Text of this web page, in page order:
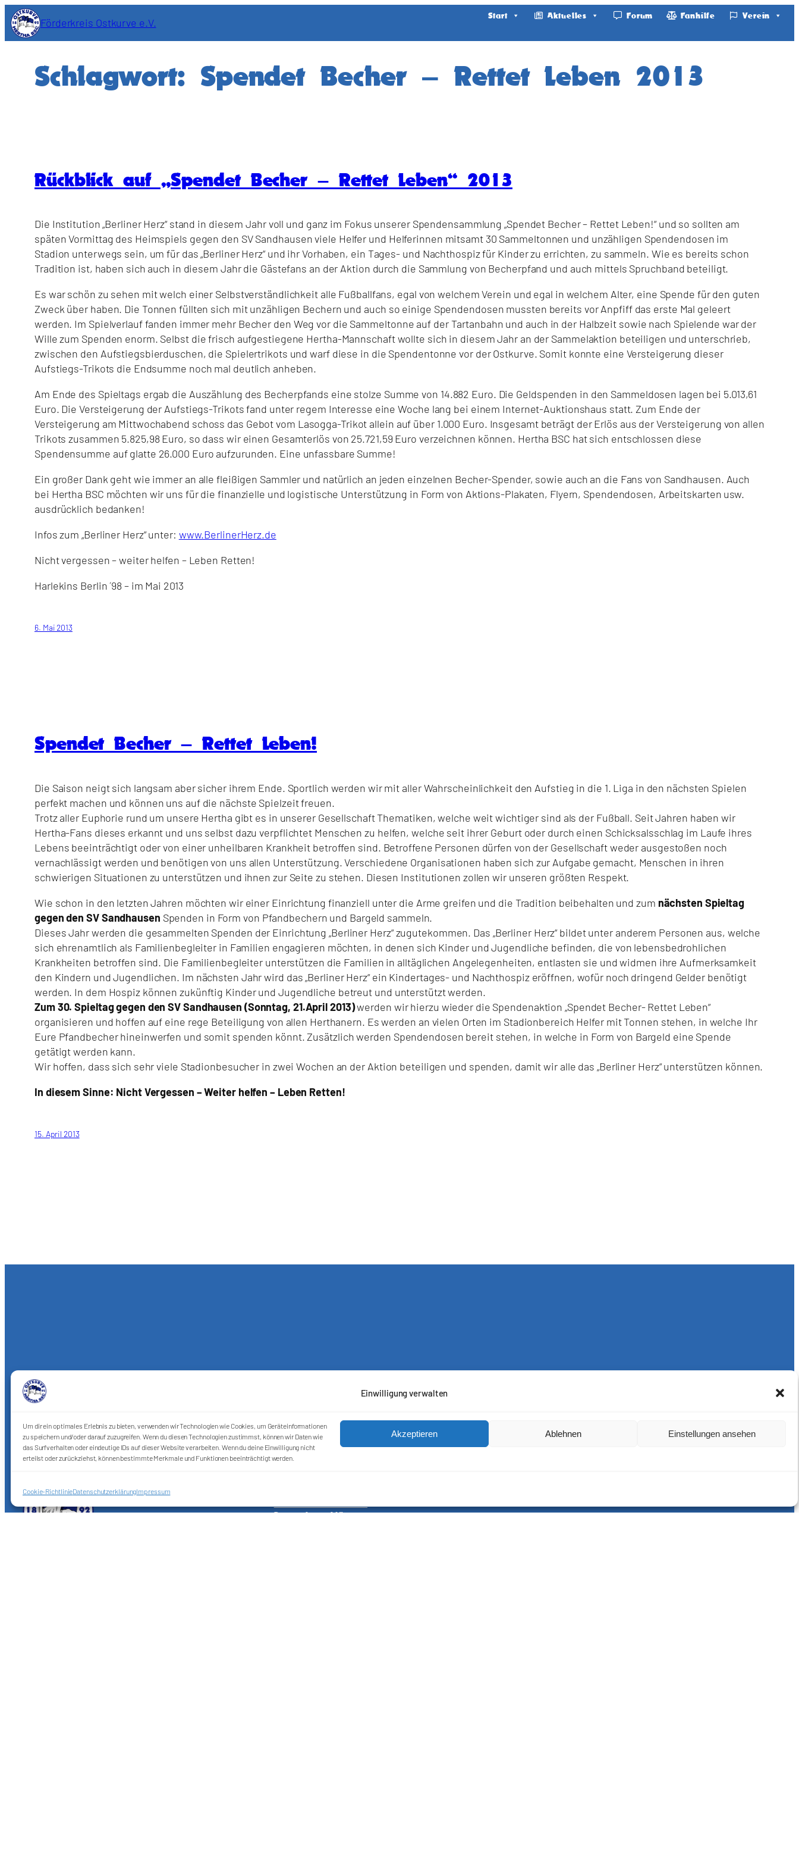
Einwilligung verwalten
Um dir ein optimales Erlebnis zu bieten, verwenden wir Technologien wie Cookies, um Geräteinformationen
zu speichern und/oder darauf zuzugreifen. Wenn du diesen Technologien zustimmst, können wir Daten wie
das Surfverhalten oder eindeutige IDs auf dieser Website verarbeiten. Wenn du deine Einwilligung nicht
erteilst oder zurückziehst, können bestimmte Merkmale und Funktionen beeinträchtigt werden.
Akzeptieren Ablehnen Einstellungen ansehen
Cookie-RichtlinieDatenschutzerklärungImpressum
Zum
Inhalt
Förderkreis Ostkurve e.V.
Start Aktuelles Forum Fanhilfe Verein
Schlagwort: Spendet Becher – Rettet Leben 2013
Rückblick auf „Spendet Becher – Rettet Leben“ 2013
Die Institution „Berliner Herz“ stand in diesem Jahr voll und ganz im Fokus unserer Spendensammlung „Spendet Becher – Rettet Leben!“ und so sollten am
späten Vormittag des Heimspiels gegen den SV Sandhausen viele Helfer und Helferinnen mitsamt 30 Sammeltonnen und unzähligen Spendendosen im
Stadion unterwegs sein, um für das „Berliner Herz“ und ihr Vorhaben, ein Tages- und Nachthospiz für Kinder zu errichten, zu sammeln. Wie es bereits schon
Tradition ist, haben sich auch in diesem Jahr die Gästefans an der Aktion durch die Sammlung von Becherpfand und auch mittels Spruchband beteiligt.
Es war schön zu sehen mit welch einer Selbstverständlichkeit alle Fußballfans, egal von welchem Verein und egal in welchem Alter, eine Spende für den guten
Zweck über haben. Die Tonnen füllten sich mit unzähligen Bechern und auch so einige Spendendosen mussten bereits vor Anpfiff das erste Mal geleert
werden. Im Spielverlauf fanden immer mehr Becher den Weg vor die Sammeltonne auf der Tartanbahn und auch in der Halbzeit sowie nach Spielende war der
Wille zum Spenden enorm. Selbst die frisch aufgestiegene Hertha-Mannschaft wollte sich in diesem Jahr an der Sammelaktion beteiligen und unterschrieb,
zwischen den Aufstiegsbierduschen, die Spielertrikots und warf diese in die Spendentonne vor der Ostkurve. Somit konnte eine Versteigerung dieser
Aufstiegs-Trikots die Endsumme noch mal deutlich anheben.
Am Ende des Spieltags ergab die Auszählung des Becherpfands eine stolze Summe von 14.882 Euro. Die Geldspenden in den Sammeldosen lagen bei 5.013,61
Euro. Die Versteigerung der Aufstiegs-Trikots fand unter regem Interesse eine Woche lang bei einem Internet-Auktionshaus statt. Zum Ende der
Versteigerung am Mittwochabend schoss das Gebot vom Lasogga-Trikot allein auf über 1.000 Euro. Insgesamt beträgt der Erlös aus der Versteigerung von allen
Trikots zusammen 5.825,98 Euro, so dass wir einen Gesamterlös von 25.721,59 Euro verzeichnen können. Hertha BSC hat sich entschlossen diese
Spendensumme auf glatte 26.000 Euro aufzurunden. Eine unfassbare Summe!
Ein großer Dank geht wie immer an alle fleißigen Sammler und natürlich an jeden einzelnen Becher-Spender, sowie auch an die Fans von Sandhausen. Auch
bei Hertha BSC möchten wir uns für die finanzielle und logistische Unterstützung in Form von Aktions-Plakaten, Flyern, Spendendosen, Arbeitskarten usw.
ausdrücklich bedanken!
Infos zum „Berliner Herz“ unter: www.BerlinerHerz.de
Nicht vergessen – weiter helfen – Leben Retten!
Harlekins Berlin ´98 – im Mai 2013
6. Mai 2013
Spendet Becher – Rettet Leben!
Die Saison neigt sich langsam aber sicher ihrem Ende. Sportlich werden wir mit aller Wahrscheinlichkeit den Aufstieg in die 1. Liga in den nächsten Spielen
perfekt machen und können uns auf die nächste Spielzeit freuen.
Trotz aller Euphorie rund um unsere Hertha gibt es in unserer Gesellschaft Thematiken, welche weit wichtiger sind als der Fußball. Seit Jahren haben wir
Hertha-Fans dieses erkannt und uns selbst dazu verpflichtet Menschen zu helfen, welche seit ihrer Geburt oder durch einen Schicksalsschlag im Laufe ihres
Lebens beeinträchtigt oder von einer unheilbaren Krankheit betroffen sind. Betroffene Personen dürfen von der Gesellschaft weder ausgestoßen noch
vernachlässigt werden und benötigen von uns allen Unterstützung. Verschiedene Organisationen haben sich zur Aufgabe gemacht, Menschen in ihren
schwierigen Situationen zu unterstützen und ihnen zur Seite zu stehen. Diesen Institutionen zollen wir unseren größten Respekt.
Wie schon in den letzten Jahren möchten wir einer Einrichtung finanziell unter die Arme greifen und die Tradition beibehalten und zum nächsten Spieltag
gegen den SV Sandhausen Spenden in Form von Pfandbechern und Bargeld sammeln.
Dieses Jahr werden die gesammelten Spenden der Einrichtung „Berliner Herz“ zugutekommen. Das „Berliner Herz“ bildet unter anderem Personen aus, welche
sich ehrenamtlich als Familienbegleiter in Familien engagieren möchten, in denen sich Kinder und Jugendliche befinden, die von lebensbedrohlichen
Krankheiten betroffen sind. Die Familienbegleiter unterstützen die Familien in alltäglichen Angelegenheiten, entlasten sie und widmen ihre Aufmerksamkeit
den Kindern und Jugendlichen. Im nächsten Jahr wird das „Berliner Herz“ ein Kindertages- und Nachthospiz eröffnen, wofür noch dringend Gelder benötigt
werden. In dem Hospiz können zukünftig Kinder und Jugendliche betreut und unterstützt werden.
Zum 30. Spieltag gegen den SV Sandhausen (Sonntag, 21.April 2013)werden wir hierzu wieder die Spendenaktion „Spendet Becher- Rettet Leben“
organisieren und hoffen auf eine rege Beteiligung von allen Herthanern. Es werden an vielen Orten im Stadionbereich Helfer mit Tonnen stehen, in welche Ihr
Eure Pfandbecher hineinwerfen und somit spenden könnt. Zusätzlich werden Spendendosen bereit stehen, in welche in Form von Bargeld eine Spende
getätigt werden kann.
Wir hoffen, dass sich sehr viele Stadionbesucher in zwei Wochen an der Aktion beteiligen und spenden, damit wir alle das „Berliner Herz“ unterstützen können.
In diesem Sinne: Nicht Vergessen – Weiter helfen – Leben Retten!
15. April 2013
Datenschutzerklärung